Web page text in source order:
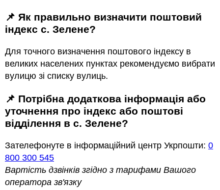
📌 Як правильно визначити поштовий
індекс с. Зелене?
Для точного визначення поштового індексу в
великих населених пунктах рекомендуємо вибрати
вулицю зі списку вулиць.
📌 Потрібна додаткова інформація або
уточнення про індекс або поштові
відділення в с. Зелене?
Зателефонуте в інформаційний центр Укрпошти: 0
800 300 545
Вартість дзвінків згідно з тарифами Вашого
оператора зв'язку